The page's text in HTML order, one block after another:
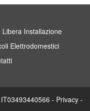
Libera Installazione
Elettrodomestici
- Privacy -